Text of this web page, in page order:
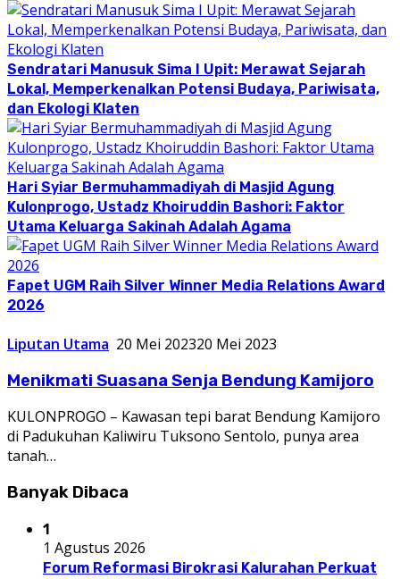
Sendratari Manusuk Sima I Upit: Merawat Sejarah
Lokal, Memperkenalkan Potensi Budaya, Pariwisata,
dan Ekologi Klaten
Hari Syiar Bermuhammadiyah di Masjid Agung
Kulonprogo, Ustadz Khoiruddin Bashori: Faktor
Utama Keluarga Sakinah Adalah Agama
Fapet UGM Raih Silver Winner Media Relations Award
2026
Liputan Utama 20 Mei 202320 Mei 2023
Menikmati Suasana Senja Bendung Kamijoro
KULONPROGO – Kawasan tepi barat Bendung Kamijoro
di Padukuhan Kaliwiru Tuksono Sentolo, punya area
tanah…
Banyak Dibaca
1
1 Agustus 2026
Forum Reformasi Birokrasi Kalurahan Perkuat